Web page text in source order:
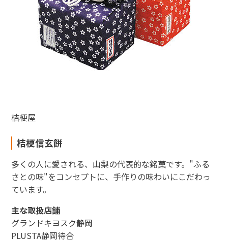
桔梗屋
桔梗信玄餅
多くの人に愛される、山梨の代表的な銘菓です。"ふる
さとの味"をコンセプトに、手作りの味わいにこだわっ
ています。
主な取扱店舗
グランドキヨスク静岡
PLUSTA静岡待合